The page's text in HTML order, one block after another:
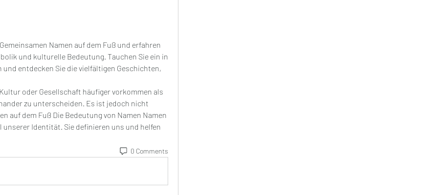
Namen auf dem Fuß und erfahren
und kulturelle Bedeutung. Tauchen Sie ein in
und entdecken Sie die vielfältigen Geschichten,
zu unterscheiden. Es ist jedoch nicht
auf dem Fuß Die Bedeutung von Namen Namen
Identität. Sie definieren uns und helfen
0 Comments